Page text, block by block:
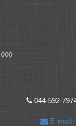
◊◊◊
044-592-
E-